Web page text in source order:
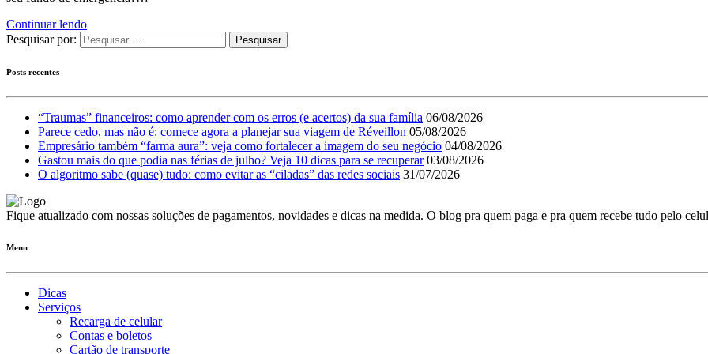
Continuar lendo
Pesquisar por:
Posts recentes
“Traumas” financeiros: como aprender com os erros (e acertos) da sua família 06/08/2026
Parece cedo, mas não é: comece agora a planejar sua viagem de Réveillon 05/08/2026
Empresário também “farma aura”: veja como fortalecer a imagem do seu negócio 04/08/2026
Gastou mais do que podia nas férias de julho? Veja 10 dicas para se recuperar 03/08/2026
O algoritmo sabe (quase) tudo: como evitar as “ciladas” das redes sociais 31/07/2026
Fique atualizado com nossas soluções de pagamentos, novidades e dicas na medida. O blog pra quem paga e pra quem recebe tudo pelo
Menu
Dicas
Serviços
Recarga de celular
Contas e boletos
Cartão de transporte